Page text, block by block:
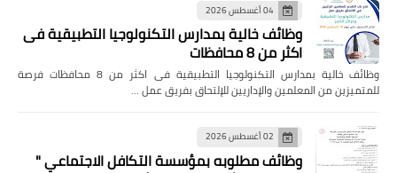
04 أغسطس 2026
وظائف خالية بمدارس التكنولوجيا التطبيقية فى
اكثر من 8 محافظات
وظائف خالية بمدارس التكنولوجيا التطبيقية فى اكثر من 8 محافظات فرصة
للمتميزين من المعلمين والإداريين للإلتحاق بفريق عمل …
02 أغسطس 2026
وظائف مطلوبه بمؤسسة التكافل الاجتماعي "